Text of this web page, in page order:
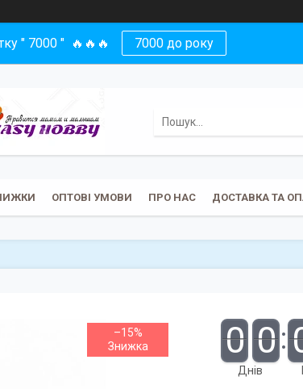
" 7000 " 🔥🔥🔥 7000 до року
ОПТОВІ УМОВИ ПРО НАС ДОСТАВКА ТА
–15% 0 0
Днів